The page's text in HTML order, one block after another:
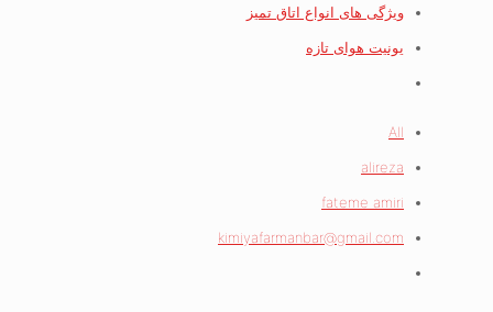
ویژگی های انواع اتاق تمیز
یونیت هوای تازه
All
alireza
fateme amiri
kimiyafarmanbar@gmail.com